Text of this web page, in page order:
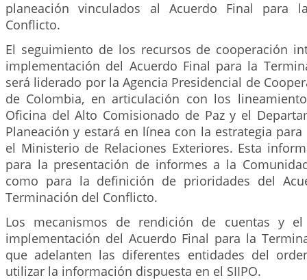
planeación vinculados al Acuerdo Final para
Conflicto.
El seguimiento de los recursos de cooperación
implementación del Acuerdo Final para la
será liderado por la Agencia Presidencial de
de Colombia, en articulación con los
Oficina del Alto Comisionado de Paz y el
Planeación y estará en línea con la estrategia
el Ministerio de Relaciones Exteriores. Esta
para la presentación de informes a la
como para la definición de prioridades del
Terminación del Conflicto.
Los mecanismos de rendición de cuentas y
implementación del Acuerdo Final para la
que adelanten las diferentes entidades del
utilizar la información dispuesta en el SIIPO.